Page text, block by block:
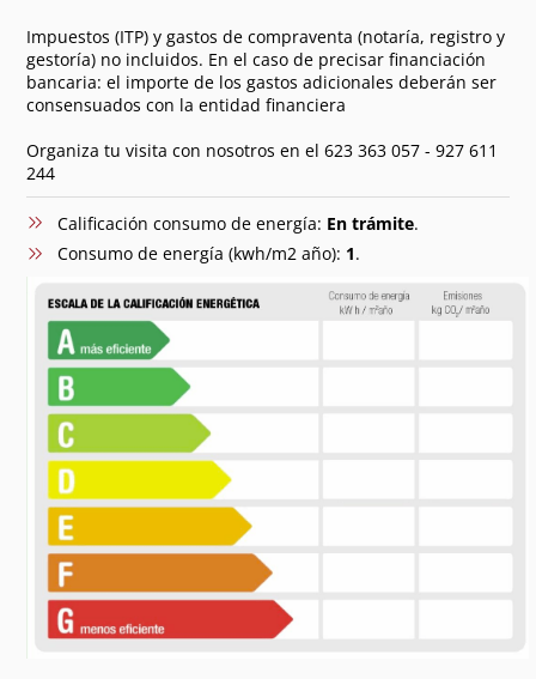
Impuestos (ITP) y gastos de compraventa (notaría, registro y
gestoría) no incluidos. En el caso de precisar financiación
bancaria: el importe de los gastos adicionales deberán ser
consensuados con la entidad financiera
Organiza tu visita con nosotros en el 623 363 057 - 927 611
244
Calificación consumo de energía: En trámite.
Consumo de energía (kwh/m2 año): 1.